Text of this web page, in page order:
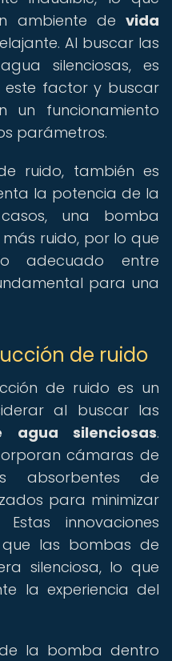
ambiente de vida
Al buscar las
silenciosas, es
este factor y buscar
un funcionamiento
parámetros.
ruido, también es
la potencia de la
una bomba
ruido, por lo que
adecuado entre
para una
de ruido
de ruido es un
al buscar las
agua silenciosas.
cámaras de
absorbentes de
para minimizar
innovaciones
las bombas de
silenciosa, lo que
la experiencia del
la bomba dentro